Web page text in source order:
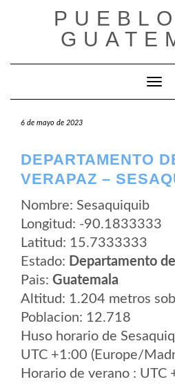
6 de mayo de 2023
DEPARTAMENTO
VERAPAZ –
Nombre: Sesaquiquib
Longitud: -90.1833333
Latitud: 15.7333333
Estado: Departamento
Pais: Guatemala
Altitud: 1.204 metros
Poblacion: 12.718
Huso horario de
UTC +1:00 (Europe/
Horario de verano : UTC